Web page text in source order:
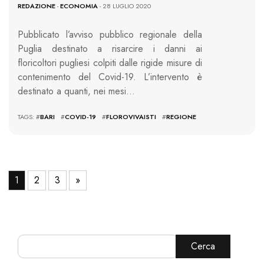
REDAZIONE-ECONOMIA- 28 LUGLIO 2020
Pubblicato l’avviso pubblico regionale della
Puglia destinato a risarcire i danni ai
floricoltori pugliesi colpiti dalle rigide misure di
contenimento del Covid-19. L’intervento è
destinato a quanti, nei mesi…
TAGS: #BARI #COVID-19 #FLOROVIVAISTI #REGIONE
1 2 3 »
Cerca